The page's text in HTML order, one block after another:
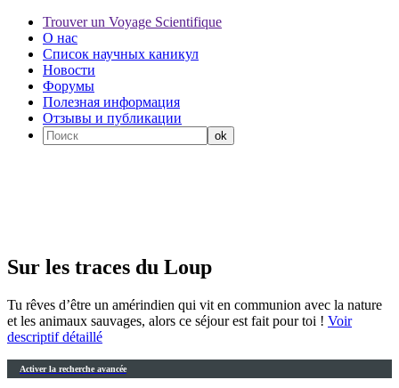
Trouver un Voyage Scientifique
О нас
Список научных каникул
Новости
Форумы
Полезная информация
Отзывы и публикации
Sur les traces du Loup
Tu rêves d’être un amérindien qui vit en communion avec la nature
et les animaux sauvages, alors ce séjour est fait pour toi ! Voir
descriptif détaillé
Activer la recherche avancée